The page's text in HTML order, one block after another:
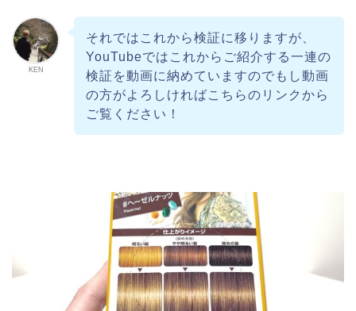
KEN
それではこれから検証に移りますが、
YouTubeではこれからご紹介する一連の
検証を動画に納めていますのでもし動画
の方がよろしければこちらのリンクから
ご覧ください！